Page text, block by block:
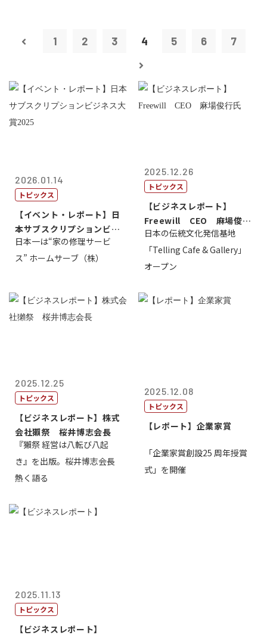
1 2 3 4 5 6 7
2026.01.14
トピックス
【イベント・レポート】日
本サブスクリプションビジ
ネス大賞20...
日本一は“家の修理サービ
ス” ホームサーブ（株）
2025.12.26
トピックス
【ビジネスレポート】
Freewill CEO 麻場俊行
氏
日本の伝統文化発信基地
「Telling Cafe & Gallery」
オープン
2025.12.25
トピックス
【ビジネスレポート】株式
会社獺祭 桜井博志会長
『獺祭 経営は八転び八起
き』を出版。桜井博志会長
熱く語る
2025.12.08
トピックス
【レポート】企業家賞
「企業家賞創設25 周年授賞
式」を開催
2025.11.13
トピックス
【ビジネスレポート】